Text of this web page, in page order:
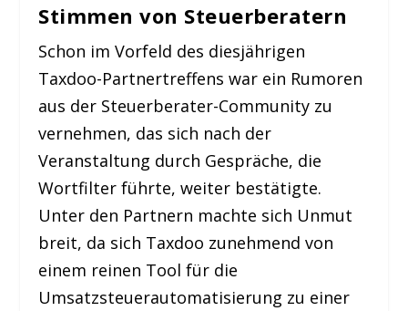
Stimmen von Steuerberatern
Schon im Vorfeld des diesjährigen
Taxdoo-Partnertreffens war ein Rumoren
aus der Steuerberater-Community zu
vernehmen, das sich nach der
Veranstaltung durch Gespräche, die
Wortfilter führte, weiter bestätigte.
Unter den Partnern machte sich Unmut
breit, da sich Taxdoo zunehmend von
einem reinen Tool für die
Umsatzsteuerautomatisierung zu einer